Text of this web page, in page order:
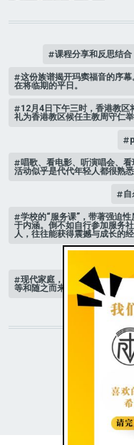
课程分享和反思结合
这份族谱揭开玛窦福音的序
在将临期的平日。
12月4日下午三时，香港教区
礼为香港教区候任主教周守仁
唱歌、看电影、听演唱会、
活动似乎是代代年轻人都很熟
学校的“服务课”，带著强迫
于内涵。倒不如自行参加服务
人，往往能获得震撼与成长的经
现代家庭，子女或许都是宝
等和随之而来的身心压力却仍旧
STAY